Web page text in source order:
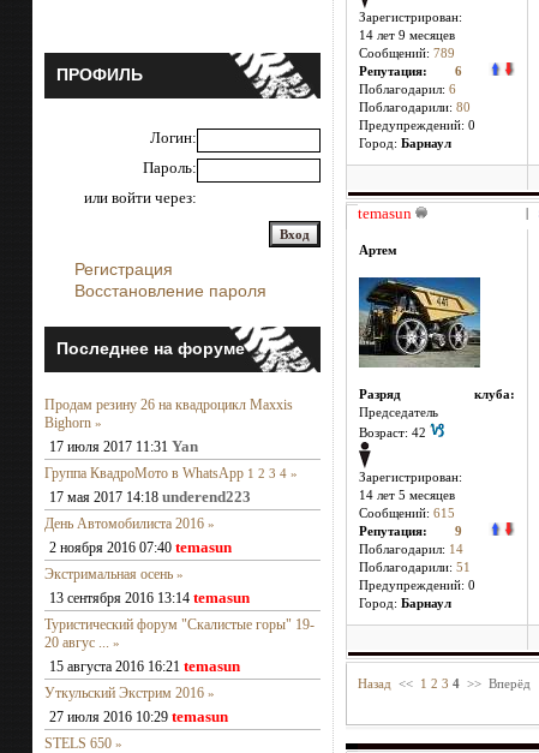
ПРОФИЛЬ
Логин:
Пароль:
или войти через:
Регистрация
Восстановление пароля
Последнее на форуме
Продам резину 26 на квадроцикл Maxxis
Bighorn »
17 июля 2017 11:31 Yan
Группа КвадроМото в WhatsApp 1 2 3 4 »
17 мая 2017 14:18 underend223
День Автомобилиста 2016 »
2 ноября 2016 07:40 temasun
Экстримальная осень »
13 сентября 2016 13:14 temasun
Туристический форум "Скалистые горы" 19-
20 авгус ... »
15 августа 2016 16:21 temasun
Уткульский Экстрим 2016 »
27 июля 2016 10:29 temasun
STELS 650 »
Зарегистрирован:
14 лет 9 месяцев
Сообщений: 789
Репутация: 6
Поблагодарил: 6
Поблагодарили: 80
Предупреждений: 0
Город: Барнаул
temasun
Артем
Разряд клуба:
Председатель
Возраст: 42
Зарегистрирован:
14 лет 5 месяцев
Сообщений: 615
Репутация: 9
Поблагодарил: 14
Поблагодарили: 51
Предупреждений: 0
Город: Барнаул
Назад << 1 2 3 4 >> Вперёд